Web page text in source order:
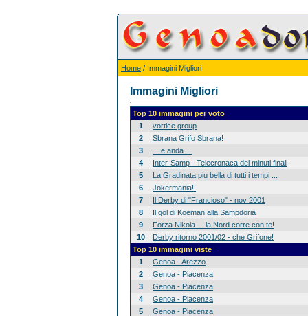
Home / Immagini Migliori
Immagini Migliori
Top 10 immagini per voto
1
vortice group
2
Sbrana Grifo Sbrana!
3
... e anda ...
4
Inter-Samp - Telecronaca dei minuti finali
5
La Gradinata più bella di tutti i tempi ...
6
Jokermania!!
7
Il Derby di "Francioso" - nov 2001
8
Il gol di Koeman alla Sampdoria
9
Forza Nikola ... la Nord corre con te!
10
Derby ritorno 2001/02 - che Grifone!
Top 10 immagini viste
1
Genoa - Arezzo
2
Genoa - Piacenza
3
Genoa - Piacenza
4
Genoa - Piacenza
5
Genoa - Piacenza